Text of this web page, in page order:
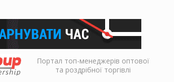
Портал топ-менеджерів оптової
та роздрібної торгівлі